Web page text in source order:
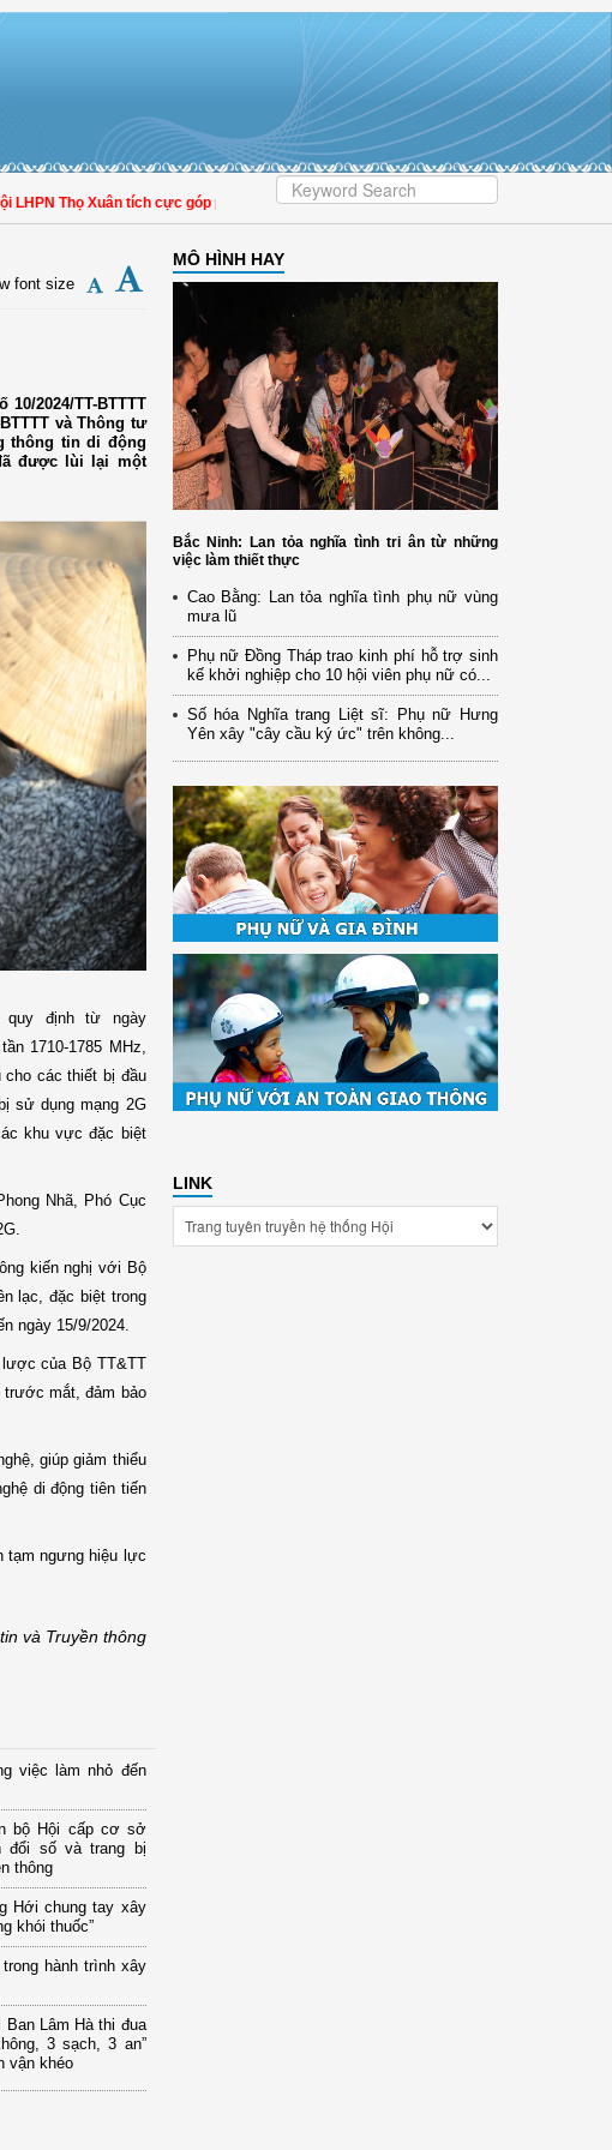
Thọ Xuân tích cực góp phần nâng cao tỷ lệ người dân tham gia bảo hiểm y tế
font size
2024/TT-BTTTT
và Thông tư
thông tin di động
được lùi lại một
quy định từ ngày
1710-1785 MHz,
cho các thiết bị đầu
sử dụng mạng 2G
khu vực đặc biệt
Nhã, Phó Cục
kiến nghị với Bộ
lạc, đặc biệt trong
ngày 15/9/2024.
của Bộ TT&TT
trước mắt, đảm bảo
giúp giảm thiểu
di động tiên tiến
tạm ngưng hiệu lực
và Truyền thông
việc làm nhỏ đến
bộ Hội cấp cơ sở
đổi số và trang bị
thông
Hới chung tay xây
khói thuốc”
hành trình xây
Ban Lâm Hà thi đua
3 sạch, 3 an”
vận khéo
MÔ HÌNH HAY
Bắc Ninh: Lan tỏa nghĩa tình tri ân từ những
việc làm thiết thực
Cao Bằng: Lan tỏa nghĩa tình phụ nữ vùng
mưa lũ
Phụ nữ Đồng Tháp trao kinh phí hỗ trợ sinh
kế khởi nghiệp cho 10 hội viên phụ nữ có...
Số hóa Nghĩa trang Liệt sĩ: Phụ nữ Hưng
Yên xây "cây cầu ký ức" trên không...
LINK